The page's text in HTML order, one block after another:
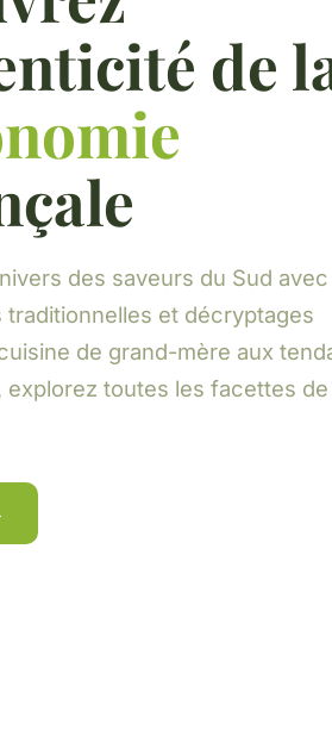
de
des saveurs du Sud
et décryptages
de grand-mère aux
explorez toutes les facettes